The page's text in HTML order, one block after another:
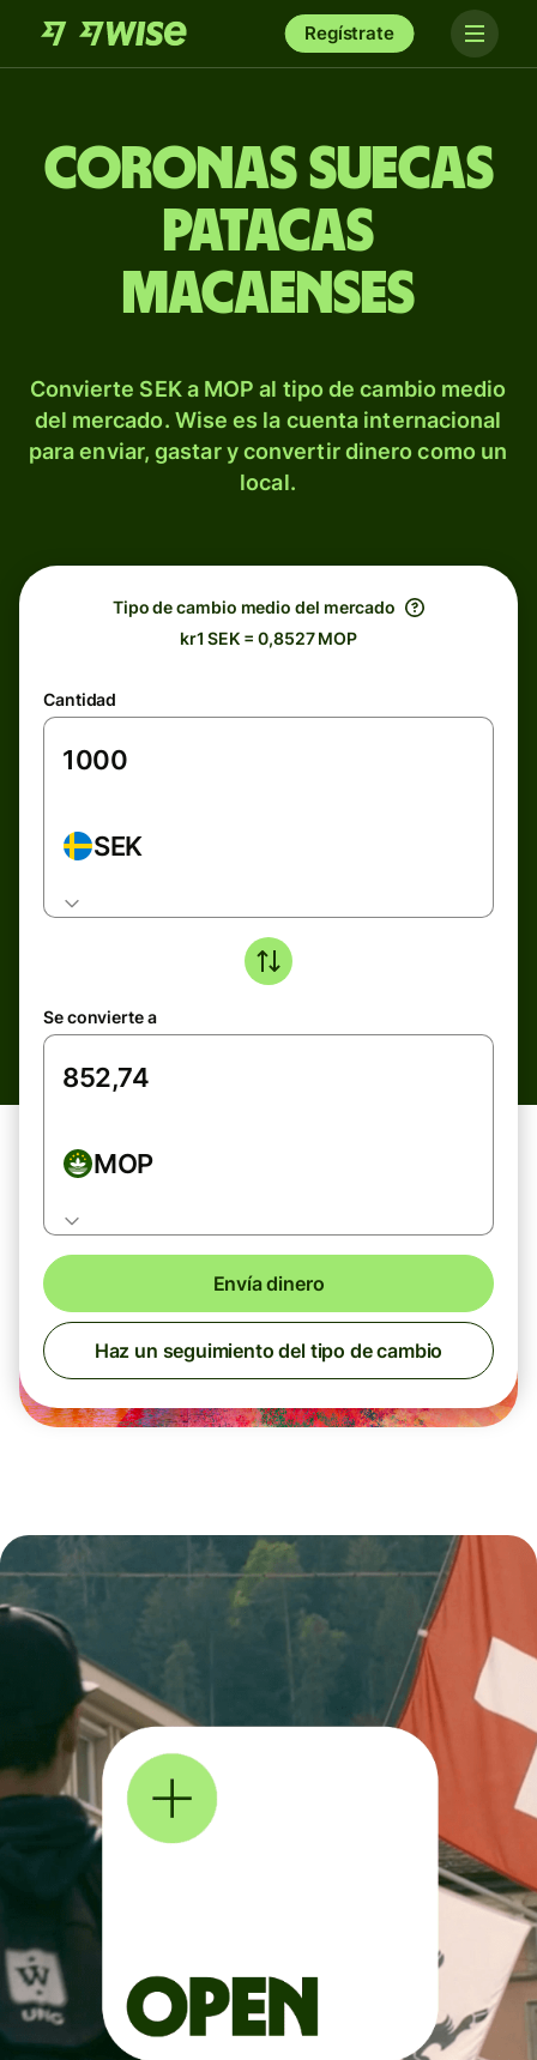
Regístrate
Coronas suecas
patacas
macaenses
Convierte SEK a MOP al tipo de cambio medio
del mercado. Wise es la cuenta internacional
para enviar, gastar y convertir dinero como un
local.
Tipo de cambio medio del mercado
kr1 SEK = 0,8527 MOP
Cantidad
SEK
Se convierte a
MOP
Envía dinero
Haz un seguimiento del tipo de cambio